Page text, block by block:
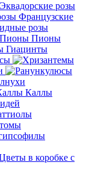
Французские
розы
Пионы
Гиацинты
Каллы
в коробке с